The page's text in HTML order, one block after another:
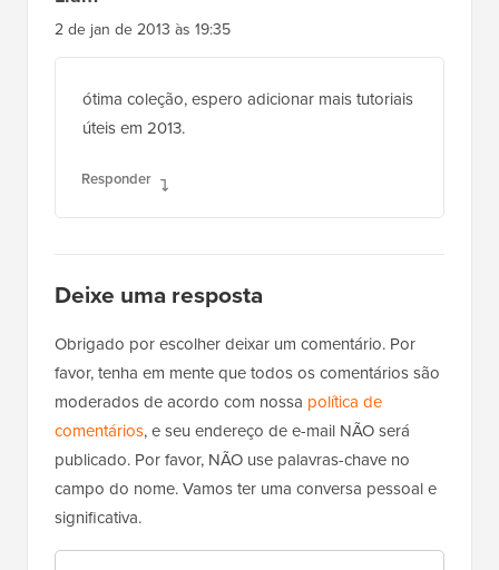
2 de jan de 2013 às 19:35
ótima coleção, espero adicionar mais tutoriais
úteis em 2013.
Responder
Deixe uma resposta
Obrigado por escolher deixar um comentário. Por
favor, tenha em mente que todos os comentários são
moderados de acordo com nossa política de
comentários, e seu endereço de e-mail NÃO será
publicado. Por favor, NÃO use palavras-chave no
campo do nome. Vamos ter uma conversa pessoal e
significativa.